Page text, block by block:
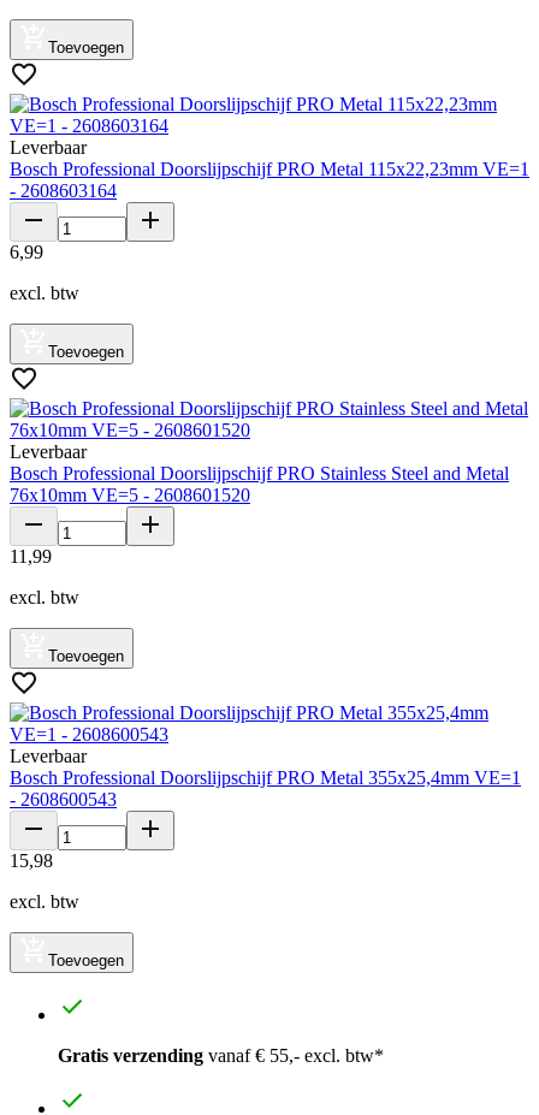
Toevoegen
Leverbaar
Bosch Professional Doorslijpschijf PRO Metal 115x22,23mm VE=1
- 2608603164
6,99
excl. btw
Toevoegen
Leverbaar
Bosch Professional Doorslijpschijf PRO Stainless Steel and Metal
76x10mm VE=5 - 2608601520
11 ,99
excl. btw
Toevoegen
Leverbaar
Bosch Professional Doorslijpschijf PRO Metal 355x25,4mm VE=1
- 2608600543
15,98
excl. btw
Toevoegen
Gratis verzending vanaf € 55,- excl. btw*